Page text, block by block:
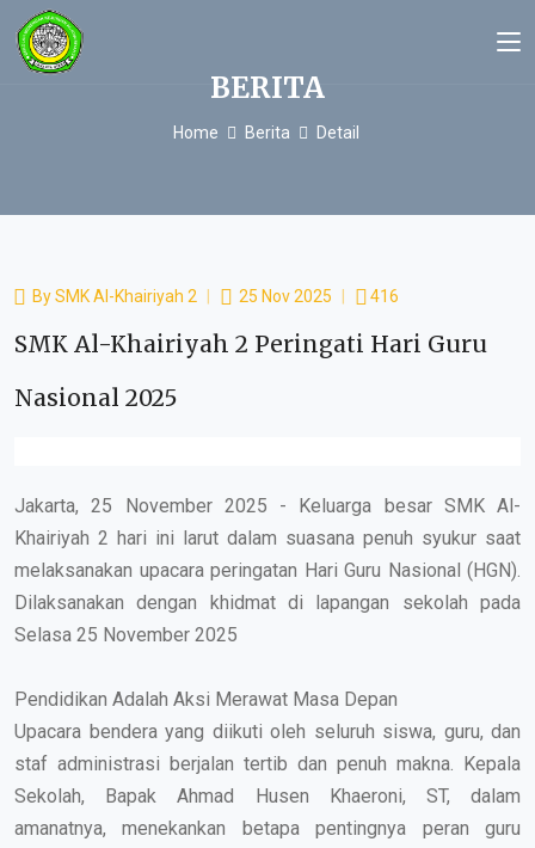
BERITA
Home Berita Detail
BySMK Al-Khairiyah 2 25 Nov 2025 416
SMK Al-Khairiyah 2 Peringati Hari Guru
Nasional 2025
Jakarta, 25 November 2025 - Keluarga besar SMK Al-
Khairiyah 2 hari ini larut dalam suasana penuh syukur saat
melaksanakan upacara peringatan Hari Guru Nasional (HGN).
Dilaksanakan dengan khidmat di lapangan sekolah pada
Selasa 25 November 2025
Pendidikan Adalah Aksi Merawat Masa Depan
Upacara bendera yang diikuti oleh seluruh siswa, guru, dan
staf administrasi berjalan tertib dan penuh makna. Kepala
Sekolah, Bapak Ahmad Husen Khaeroni, ST, dalam
amanatnya, menekankan betapa pentingnya peran guru